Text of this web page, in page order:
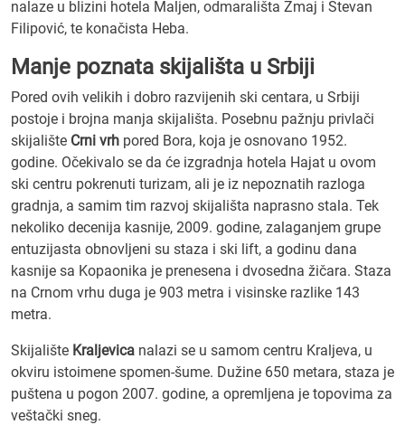
nalaze u blizini hotela Maljen, odmarališta Zmaj i Stevan
Filipović, te konačista Heba.
Manje poznata skijališta u Srbiji
Pored ovih velikih i dobro razvijenih ski centara, u Srbiji
postoje i brojna manja skijališta. Posebnu pažnju privlači
skijalište Crni vrh pored Bora, koja je osnovano 1952.
godine. Očekivalo se da će izgradnja hotela Hajat u ovom
ski centru pokrenuti turizam, ali je iz nepoznatih razloga
gradnja, a samim tim razvoj skijališta naprasno stala. Tek
nekoliko decenija kasnije, 2009. godine, zalaganjem grupe
entuzijasta obnovljeni su staza i ski lift, a godinu dana
kasnije sa Kopaonika je prenesena i dvosedna žičara. Staza
na Crnom vrhu duga je 903 metra i visinske razlike 143
metra.
Skijalište Kraljevica nalazi se u samom centru Kraljeva, u
okviru istoimene spomen-šume. Dužine 650 metara, staza je
puštena u pogon 2007. godine, a opremljena je topovima za
veštački sneg.